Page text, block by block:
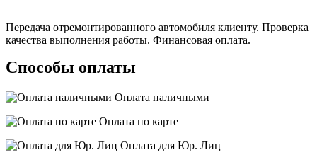
Передача отремонтированного автомобиля клиенту. Проверка
качества выполнения работы. Финансовая оплата.
Способы оплаты
Оплата наличными
Оплата по карте
Оплата для Юр. Лиц